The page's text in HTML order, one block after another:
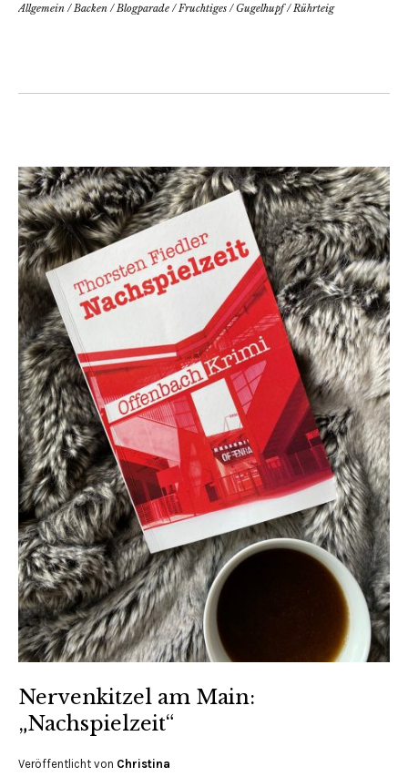
Allgemein /Backen /Blogparade /Fruchtiges /Gugelhupf/Rührteig
Nervenkitzel am Main:
„Nachspielzeit“
Veröffentlicht von Christina